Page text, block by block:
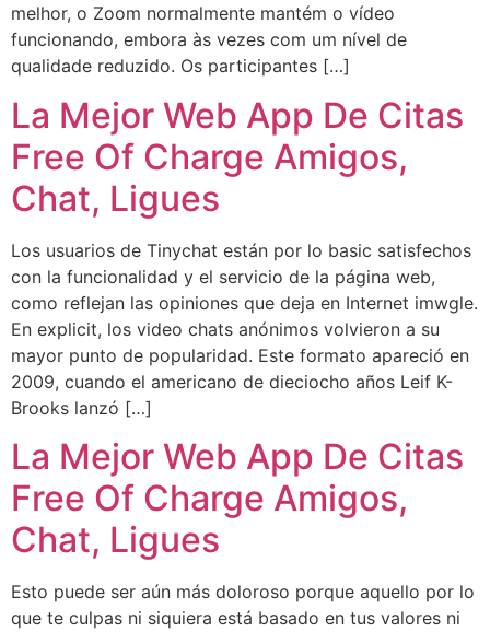
melhor, o Zoom normalmente mantém o vídeo
funcionando, embora às vezes com um nível de
qualidade reduzido. Os participantes […]
La Mejor Web App De Citas
Free Of Charge Amigos,
Chat, Ligues
Los usuarios de Tinychat están por lo basic satisfechos
con la funcionalidad y el servicio de la página web,
como reflejan las opiniones que deja en Internet imwgle.
En explicit, los video chats anónimos volvieron a su
mayor punto de popularidad. Este formato apareció en
2009, cuando el americano de dieciocho años Leif K-
Brooks lanzó […]
La Mejor Web App De Citas
Free Of Charge Amigos,
Chat, Ligues
Esto puede ser aún más doloroso porque aquello por lo
que te culpas ni siquiera está basado en tus valores ni